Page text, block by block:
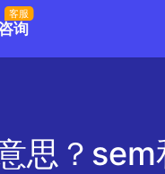
询
客服
思？